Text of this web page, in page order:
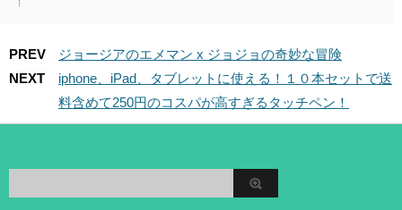
PREV
ジョージアのエメマン x ジョジョの奇妙な冒険
NEXT
iphone、iPad、タブレットに使える！１０本セットで送
料含めて250円のコスパが高すぎるタッチペン！